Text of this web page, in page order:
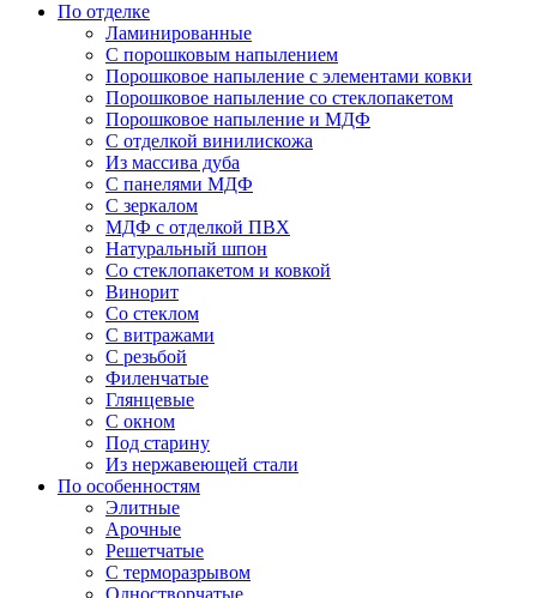
По отделке
Ламинированные
С порошковым напылением
Порошковое напыление с элементами ковки
Порошковое напыление со стеклопакетом
Порошковое напыление и МДФ
С отделкой винилискожа
Из массива дуба
С панелями МДФ
С зеркалом
МДФ с отделкой ПВХ
Натуральный шпон
Со стеклопакетом и ковкой
Винорит
Со стеклом
С витражами
С резьбой
Филенчатые
Глянцевые
С окном
Под старину
Из нержавеющей стали
По особенностям
Элитные
Арочные
Решетчатые
С терморазрывом